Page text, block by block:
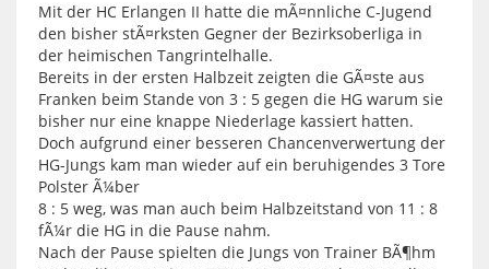
Mit der HC Erlangen II hatte die mÃ¤nnliche C-Jugend
den bisher stÃ¤rksten Gegner der Bezirksoberliga in
der heimischen Tangrintelhalle.
Bereits in der ersten Halbzeit zeigten die GÃ¤ste aus
Franken beim Stande von 3 : 5 gegen die HG warum sie
bisher nur eine knappe Niederlage kassiert hatten.
Doch aufgrund einer besseren Chancenverwertung der
HG-Jungs kam man wieder auf ein beruhigendes 3 Tore
Polster Ã¼ber
8 : 5 weg, was man auch beim Halbzeitstand von 11 : 8
fÃ¼r die HG in die Pause nahm.
Nach der Pause spielten die Jungs von Trainer BÃ¶hm